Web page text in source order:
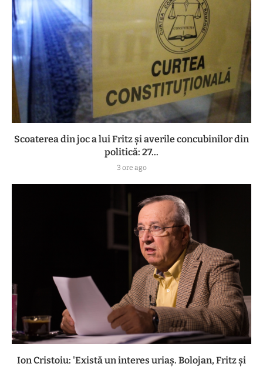
Scoaterea din joc a lui Fritz și averile concubinilor din
politică: 27...
3 ore ago
Ion Cristoiu: 'Există un interes uriaș. Bolojan, Fritz și